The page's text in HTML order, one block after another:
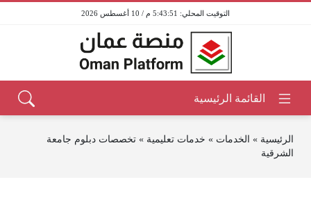
5:43:51 م / 10 أغسطس 2026
الرئيسية » الخدمات » خدمات تعليمية » تخصصات دبلوم جامعة
الشرقية